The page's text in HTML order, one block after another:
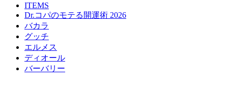
ITEMS
Dr.コパのモテる開運術 2026
バカラ
グッチ
エルメス
ディオール
バーバリー